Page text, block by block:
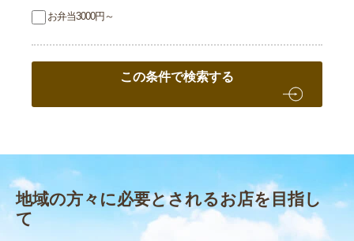
お弁当3000円～
この条件で検索する
地域の方々に必要とされるお店を目指し
て